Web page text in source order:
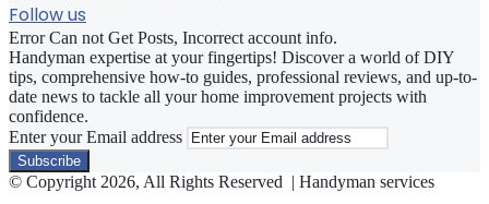
Follow us
Error Can not Get Posts, Incorrect account info.
Handyman expertise at your fingertips! Discover a world of DIY
tips, comprehensive how-to guides, professional reviews, and up-to-
date news to tackle all your home improvement projects with
confidence.
Enter your Email address
© Copyright 2026, All Rights Reserved | Handyman services